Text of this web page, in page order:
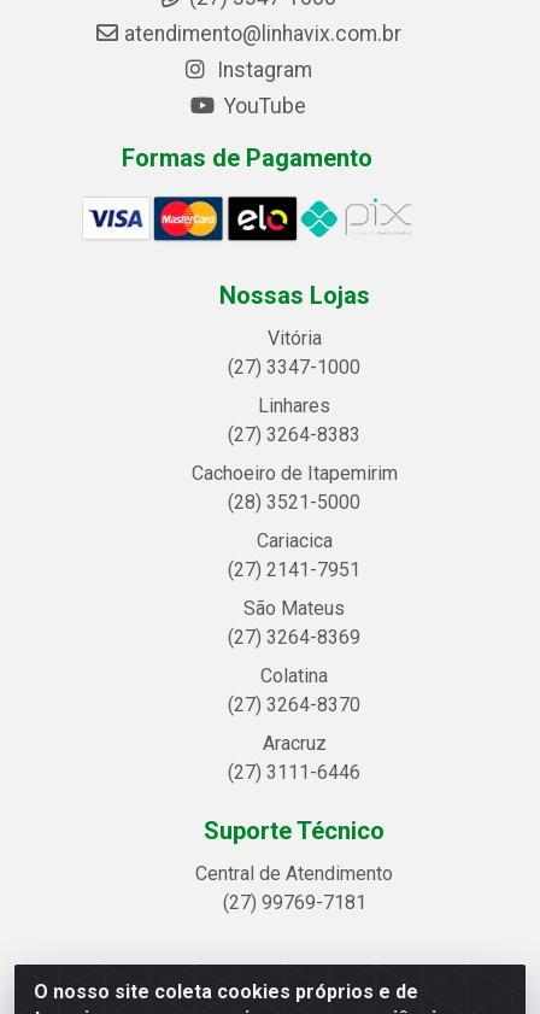
O nosso site coleta cookies próprios e de
atendimento@linhavix.com.br
Instagram
YouTube
Formas de Pagamento
Nossas Lojas
Vitória
(27) 3347-1000
Linhares
(27) 3264-8383
Cachoeiro de Itapemirim
(28) 3521-5000
Cariacica
(27) 2141-7951
São Mateus
(27) 3264-8369
Colatina
(27) 3264-8370
Aracruz
(27) 3111-6446
Suporte Técnico
Central de Atendimento
(27) 99769-7181
Linhavix Distribuidora LTDA - Avenida Alegre, 2521 -